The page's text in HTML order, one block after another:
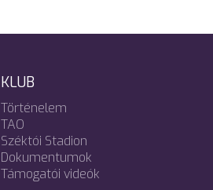
KLUB
Történelem
TAO
Széktói Stadion
Dokumentumok
Támogatói videók